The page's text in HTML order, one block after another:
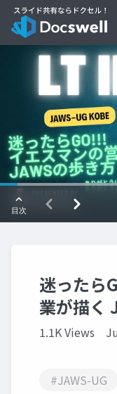
迷ったら
業が描く
1.1K Views
#JAWS-UG